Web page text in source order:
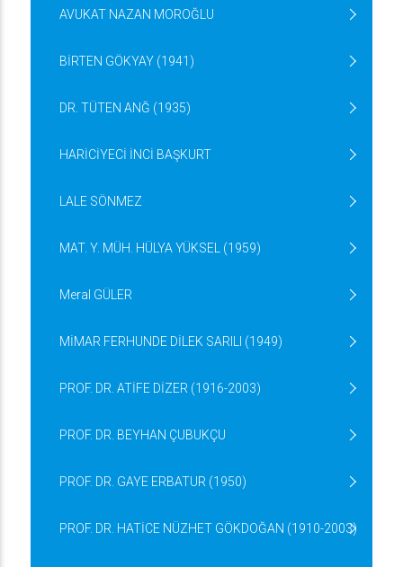
AVUKAT NAZAN MOROĞLU
BİRTEN GÖKYAY (1941)
DR. TÜTEN ANĞ (1935)
HARİCİYECİ İNCİ BAŞKURT
LALE SÖNMEZ
MAT. Y. MÜH. HÜLYA YÜKSEL (1959)
Meral GÜLER
MİMAR FERHUNDE DİLEK SARILI (1949)
PROF. DR. ATİFE DİZER (1916-2003)
PROF. DR. BEYHAN ÇUBUKÇU
PROF. DR. GAYE ERBATUR (1950)
PROF. DR. HATİCE NÜZHET GÖKDOĞAN (1910-2003)